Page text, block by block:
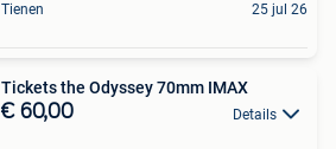
Tienen 25 jul 26
Tickets the Odyssey 70mm IMAX
€ 60,00 Details